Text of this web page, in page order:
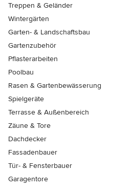
Treppen & Geländer
Wintergärten
Garten- & Landschaftsbau
Gartenzubehör
Pflasterarbeiten
Poolbau
Rasen & Gartenbewässerung
Spielgeräte
Terrasse & Außenbereich
Zäune & Tore
Dachdecker
Fassadenbauer
Tür- & Fensterbauer
Garagentore